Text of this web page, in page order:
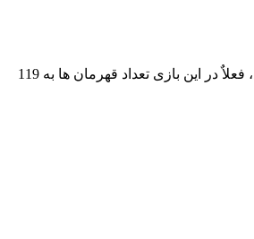
به قهرمانان انتخابی شما در بازی گفته میشود که هر کدام از این قهرمانان دارای قدرت خاصی میباشند و شما میتوانید بستگی به علایق خود یکی از آنها را استفاده کنید، فعلاٌ در این بازی تعداد قهرمان ها به 119